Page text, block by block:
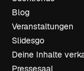
Blog
Veranstaltungen
Slidesgo
Deine Inhalte
Pressesaal